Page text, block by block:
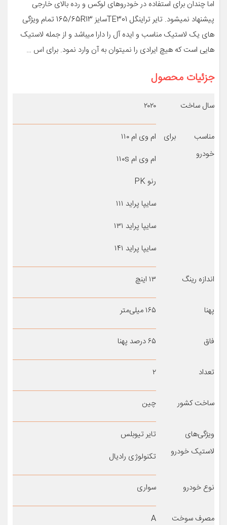
اما چندان برای استفاده در خودروهای لوکس و رده بالای خارجی
پیشنهاد نمیشود. تایر تراینگل TE301سایز 165/65R13 تمام ویژگی
های یک لاستیک مناسب و ایده آل را دارا میباشد و از جمله لاستیک
هایی است که هیچ ایرادی را نمیتوان به آن وارد نمود. برای اس …
جزئیات محصول
سال ساخت ۲۰۲۰
مناسب برای
خودرو
ام وی ام ۱۱۰
ام وی ام ۱۱۰s
رنو PK
سایپا پراید ۱۱۱
سایپا پراید ۱۳۱
سایپا پراید ۱۴۱
اندازه رینگ ۱۳ اینچ
پهنا ۱۶۵ میلی‌متر
فاق ۶۵ درصد پهنا
تعداد ۲
ساخت کشور چین
ویژگی‌های
لاستیک خودرو
تایر تیوبلس
تکنولوژی رادیال
نوع خودرو سواری
مصرف سوخت A